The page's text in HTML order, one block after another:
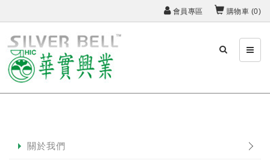
會員專區 購物車 (0)
關於我們